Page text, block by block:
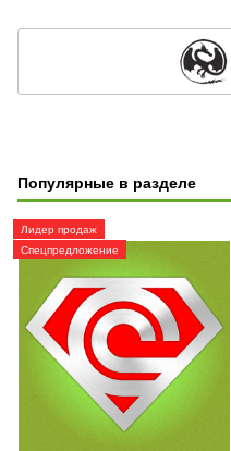
Популярные в разделе
Лидер продаж
Спецпредложение